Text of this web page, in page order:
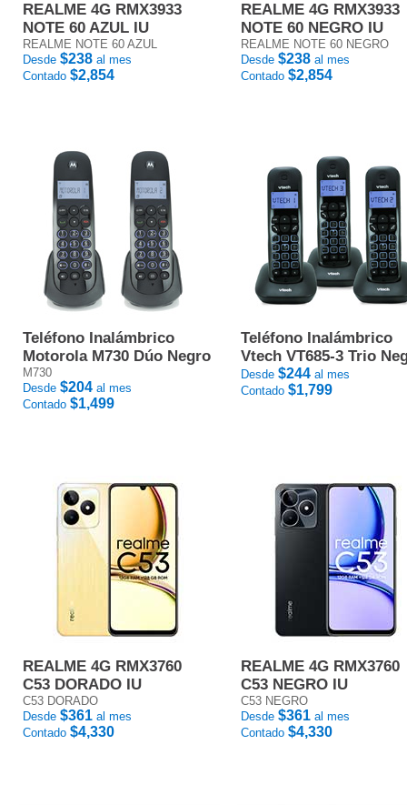
REALME 4G RMX3933
NOTE 60 AZUL IU
REALME NOTE 60 AZUL
Desde $238 al mes
Contado $2,854
REALME 4G RMX3933
NOTE 60 NEGRO IU
REALME NOTE 60 NEGRO
Desde $238 al mes
Contado $2,854
Teléfono Inalámbrico
Motorola M730 Dúo Negro
M730
Desde $204 al mes
Contado $1,499
Teléfono Inalámbrico
Vtech VT685-3 Trio
Desde $244 al mes
Contado $1,799
REALME 4G RMX3760
C53 DORADO IU
C53 DORADO
Desde $361 al mes
Contado $4,330
REALME 4G RMX3760
C53 NEGRO IU
C53 NEGRO
Desde $361 al mes
Contado $4,330